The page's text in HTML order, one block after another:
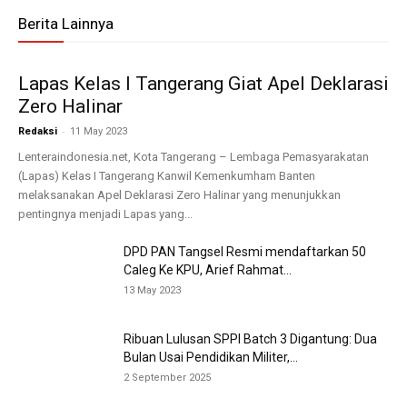
Berita Lainnya
Lapas Kelas I Tangerang Giat Apel Deklarasi
Zero Halinar
Redaksi - 11 May 2023
Lenteraindonesia.net, Kota Tangerang – Lembaga Pemasyarakatan
(Lapas) Kelas I Tangerang Kanwil Kemenkumham Banten
melaksanakan Apel Deklarasi Zero Halinar yang menunjukkan
pentingnya menjadi Lapas yang...
DPD PAN Tangsel Resmi mendaftarkan 50
Caleg Ke KPU, Arief Rahmat...
13 May 2023
Ribuan Lulusan SPPI Batch 3 Digantung: Dua
Bulan Usai Pendidikan Militer,...
2 September 2025